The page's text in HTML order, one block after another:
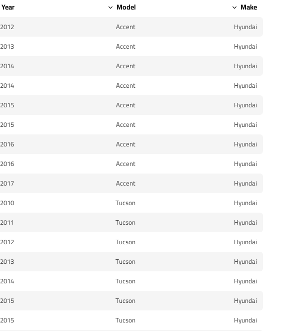
Make
Model
Year
Hyundai
Accent
2012
Hyundai
Accent
2013
Hyundai
Accent
2014
Hyundai
Accent
2014
Hyundai
Accent
2015
Hyundai
Accent
2015
Hyundai
Accent
2016
Hyundai
Accent
2016
Hyundai
Accent
2017
Hyundai
Tucson
2010
Hyundai
Tucson
2011
Hyundai
Tucson
2012
Hyundai
Tucson
2013
Hyundai
Tucson
2014
Hyundai
Tucson
2015
Hyundai
Tucson
2015